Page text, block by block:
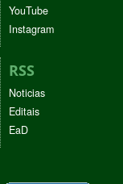
YouTube
Instagram
RSS
Noticias
Editais
EaD